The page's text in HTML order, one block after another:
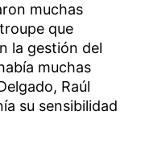
muchas
que
la gestión del
muchas
Raúl
su sensibilidad